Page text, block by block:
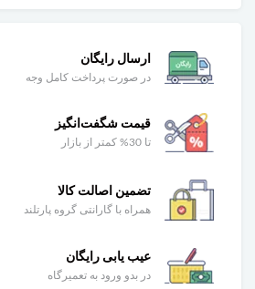
ارسال رایگان
در صورت پرداخت کامل وجه
قیمت شگفت‌انگیز
تا 30% کمتر از بازار
تضمین اصالت کالا
همراه با گارانتی گروه پارتلند
عیب یابی رایگان
در بدو ورود به تعمیرگاه